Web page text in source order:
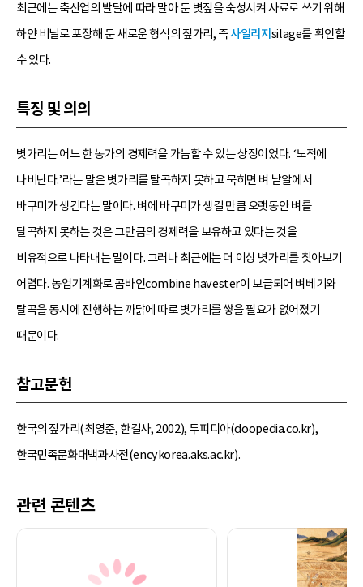
최근에는 축산업의 발달에 따라 말아 둔 볏짚을 숙성시켜 사료로 쓰기 위해
하얀 비닐로 포장해 둔 새로운 형식의 짚가리, 즉사일리지 silage를 확인할
수 있다.
특징 및 의의
볏가리는 어느 한 농가의 경제력을 가늠할 수 있는 상징이었다. ‘노적에
나비난다.’라는 말은 볏가리를 탈곡하지 못하고 묵히면 벼 낟알에서
바구미가 생긴다는 말이다. 벼에 바구미가 생길 만큼 오랫동안 벼를
탈곡하지 못하는 것은 그만큼의 경제력을 보유하고 있다는 것을
비유적으로 나타내는 말이다. 그러나 최근에는 더 이상 볏가리를 찾아보기
어렵다. 농업기계화로 콤바인combine havester이 보급되어 벼베기와
탈곡을 동시에 진행하는 까닭에 따로 볏가리를 쌓을 필요가 없어졌기
때문이다.
참고문헌
한국의 짚가리(최영준, 한길사, 2002), 두피디아(doopedia.co.kr),
한국민족문화대백과사전(encykorea.aks.ac.kr).
관련 콘텐츠